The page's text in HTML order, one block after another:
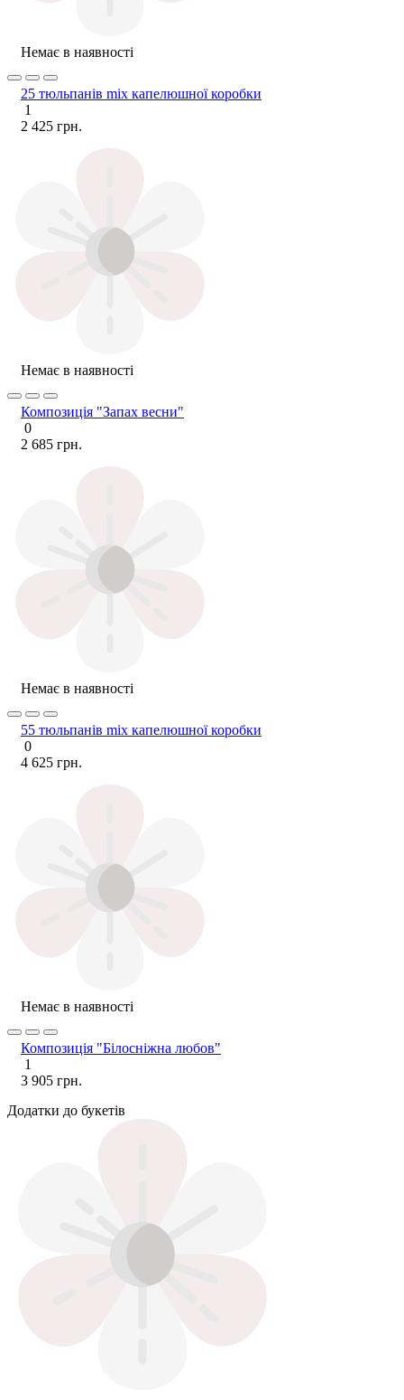
Немає в наявності
25 тюльпанів mix капелюшної коробки
1
2 425 грн.
Немає в наявності
Композиція "Запах весни"
0
2 685 грн.
Немає в наявності
55 тюльпанів mix капелюшної коробки
0
4 625 грн.
Немає в наявності
Композиція "Білосніжна любов"
1
3 905 грн.
Додатки до букетів